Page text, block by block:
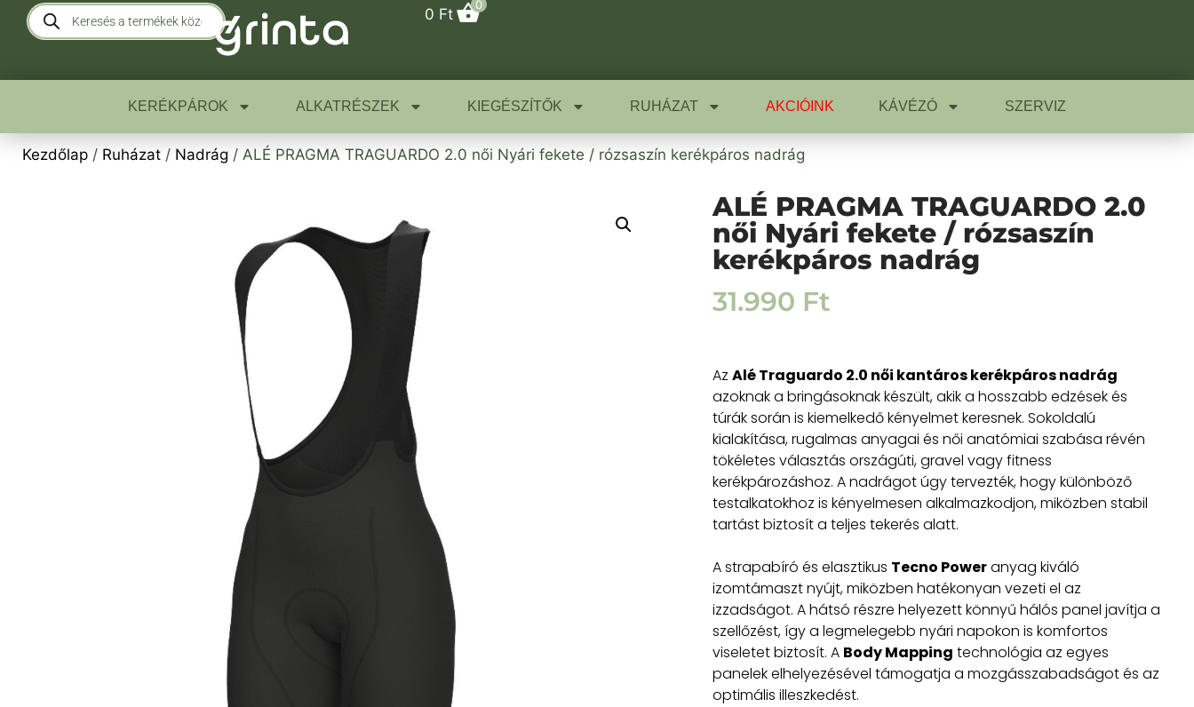
0 Ft
0
KERÉKPÁROK ALKATRÉSZEK KIEGÉSZÍTŐK RUHÁZAT AKCIÓINK KÁVÉZÓ SZERVIZ
Kezdőlap / Ruházat / Nadrág / ALÉ PRAGMA TRAGUARDO 2.0 női Nyári fekete / rózsaszín kerékpáros nadrág
ALÉ PRAGMA TRAGUARDO 2.0
női Nyári fekete / rózsaszín
kerékpáros nadrág
31.990 Ft
Az Alé Traguardo 2.0 női kantáros kerékpáros nadrág
azoknak a bringásoknak készült, akik a hosszabb edzések és
túrák során is kiemelkedő kényelmet keresnek. Sokoldalú
kialakítása, rugalmas anyagai és női anatómiai szabása révén
tökéletes választás országúti, gravel vagy fitness
kerékpározáshoz. A nadrágot úgy tervezték, hogy különböző
testalkatokhoz is kényelmesen alkalmazkodjon, miközben stabil
tartást biztosít a teljes tekerés alatt.
A strapabíró és elasztikus Tecno Poweranyag kiváló
izomtámaszt nyújt, miközben hatékonyan vezeti el az
izzadságot. A hátsó részre helyezett könnyű hálós panel javítja a
szellőzést, így a legmelegebb nyári napokon is komfortos
viseletet biztosít. A Body Mapping technológia az egyes
panelek elhelyezésével támogatja a mozgásszabadságot és az
optimális illeszkedést.